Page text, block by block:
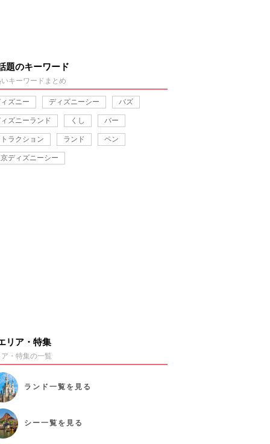
題のキーワード
キーワードまとめ
ズニー ディズニーシー バズ
ズニーランド くし バー
ラクション ランド ペン
ディズニーシー
リア・特集
・特集の一覧
ランド 一覧を見る
シー一覧を見る